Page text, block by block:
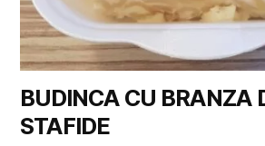
BUDINCA CU BRANZA
STAFIDE